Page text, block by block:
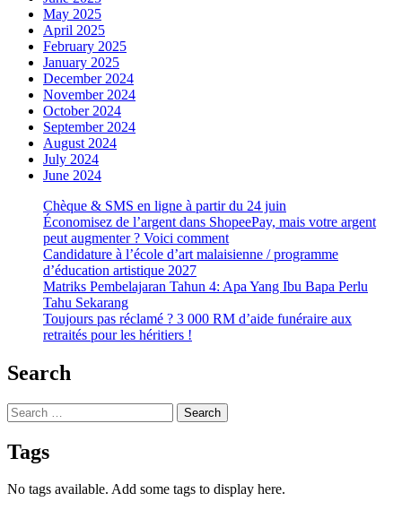
May 2025
April 2025
February 2025
January 2025
December 2024
November 2024
October 2024
September 2024
August 2024
July 2024
June 2024
Chèque & SMS en ligne à partir du 24 juin
Économisez de l’argent dans ShopeePay, mais votre argent
peut augmenter ? Voici comment
Candidature à l’école d’art malaisienne / programme
d’éducation artistique 2027
Matriks Pembelajaran Tahun 4: Apa Yang Ibu Bapa Perlu
Tahu Sekarang
Toujours pas réclamé ? 3 000 RM d’aide funéraire aux
retraités pour les héritiers !
Search
Search
for:
Tags
No tags available. Add some tags to display here.